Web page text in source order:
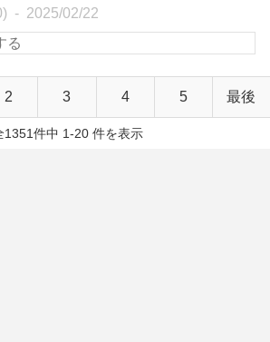
2025/02/22
2 3 4 5 最後
1351件中 1-20 件を表示